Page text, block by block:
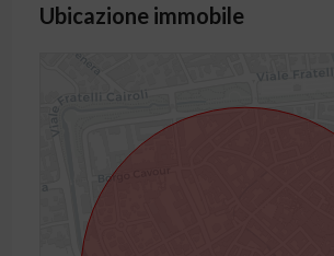
Ubicazione immobile